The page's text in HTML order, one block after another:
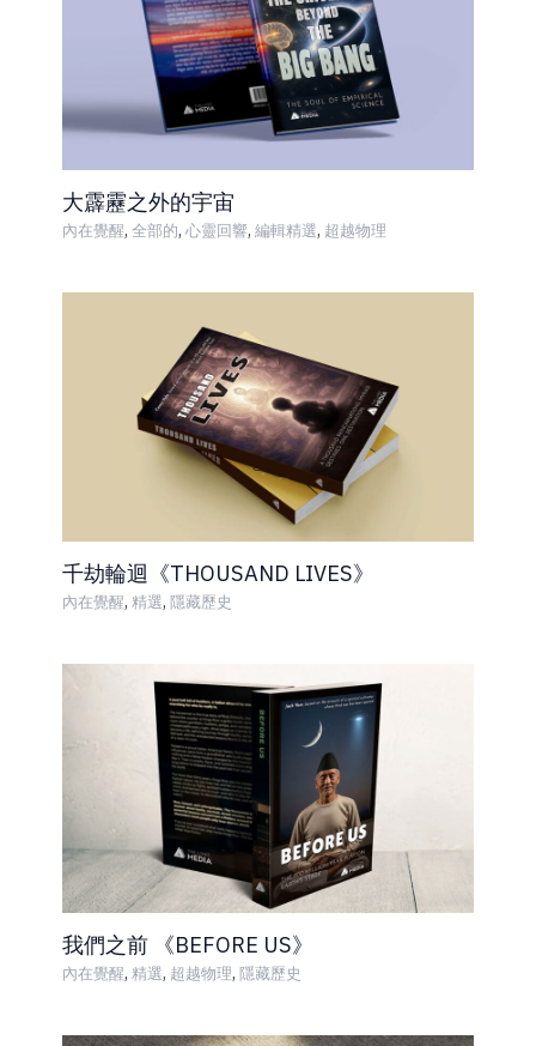
大霹靂之外的宇宙
內在覺醒, 全部的, 心靈回響, 編輯精選, 超越物理
千劫輪迴《THOUSAND LIVES》
內在覺醒, 精選, 隱藏歷史
我們之前 《BEFORE US》
內在覺醒, 精選, 超越物理, 隱藏歷史